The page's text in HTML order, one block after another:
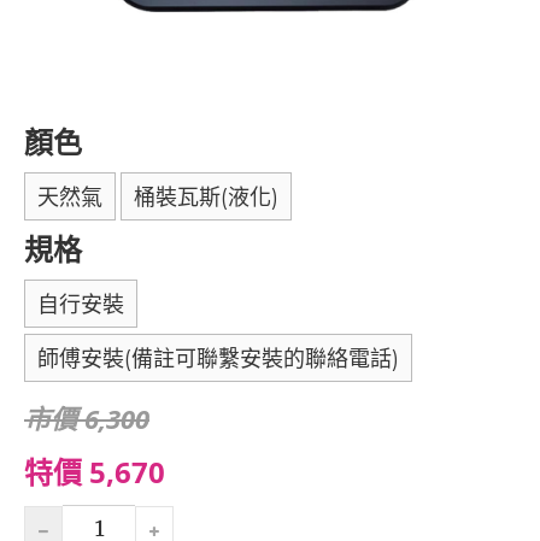
顏色
天然氣 桶裝瓦斯(液化)
規格
自行安裝
師傅安裝(備註可聯繫安裝的聯絡電話)
市價 6,300
特價 5,670